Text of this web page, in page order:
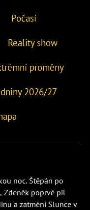
Počasí
Reality show
proměny
2026/27
noc. Štěpán po
Zdeněk poprvé pil
a zatmění Slunce v